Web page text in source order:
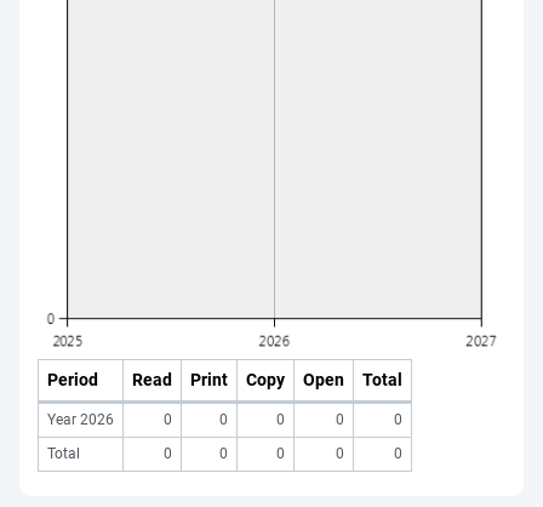
Period Read Print Copy Open Total
Year 2026 0 0 0 0
0
Total
0 0 0 0 0